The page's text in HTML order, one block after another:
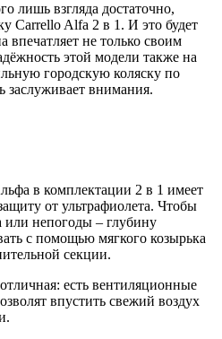
лишь взгляда достаточно,
Carrello Alfa 2 в 1. И это будет
впечатляет не только своим
этой модели также на
городскую коляску по
заслуживает внимания.
в комплектации 2 в 1 имеет
от ультрафиолета. Чтобы
или непогоды – глубину
с помощью мягкого козырька
секции.
есть вентиляционные
впустить свежий воздух